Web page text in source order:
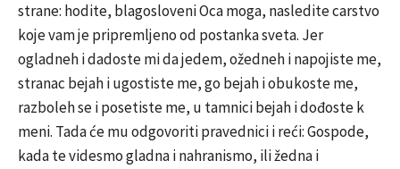
strane: hodite, blagosloveni Oca moga, nasledite carstvo
koje vam je pripremljeno od postanka sveta. Jer
ogladneh i dadoste mi da jedem, ožedneh i napojiste me,
stranac bejah i ugostiste me, go bejah i obukoste me,
razboleh se i posetiste me, u tamnici bejah i dođoste k
meni. Tada će mu odgovoriti pravednici i reći: Gospode,
kada te videsmo gladna i nahranismo, ili žedna i